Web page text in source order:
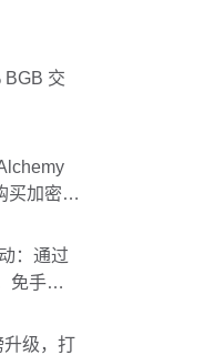
BGB 交
买加密货
：通过
免手续
升级，打